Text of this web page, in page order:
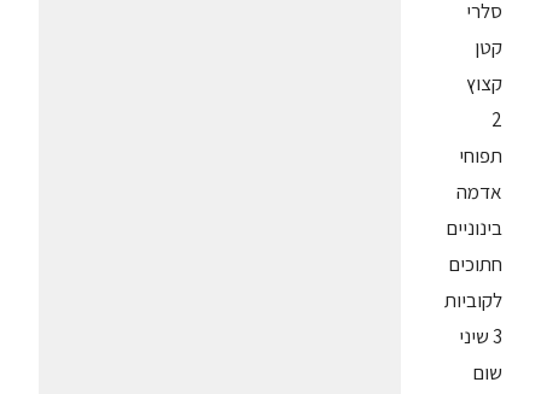
סלרי
קטן
קצוץ
2
תפוחי
אדמה
בינוניים
חתוכים
לקוביות
3 שיני
שום